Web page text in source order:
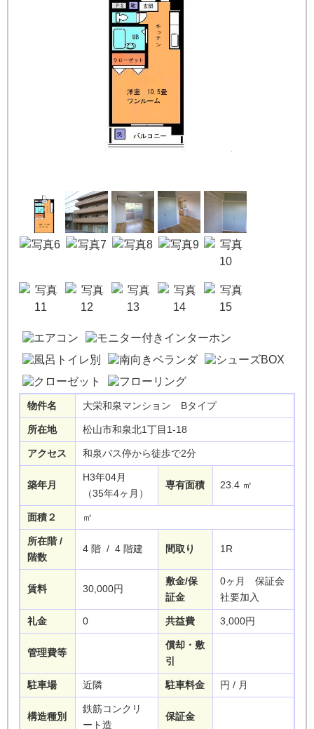
物件名 大栄和泉マンション Bタイプ
所在地 松山市和泉北1丁目1-18
アクセス 和泉バス停から徒歩で2分
築年月
H3年04月
（35年4ヶ月）
専有面積 23.4 ㎡
面積２ ㎡
所在階 /
階数
4 階 / 4 階建 間取り 1R
賃料 30,000円
敷金/保
証金
0ヶ月 保証会
社要加入
礼金 0 共益費 3,000円
管理費等
償却・敷
引
駐車場 近隣 駐車料金 円 / 月
構造種別
鉄筋コンクリ
ート造
保証金